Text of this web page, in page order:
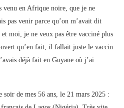
venu en Afrique noire, que je ne
pas venir parce qu’on m’avait dit
moi, je ne veux pas être vacciné plus
qu’en fait, il fallait juste le vaccin
déjà fait en Guyane où j’ai
de mes 56 ans, le 21 mars 2025 :